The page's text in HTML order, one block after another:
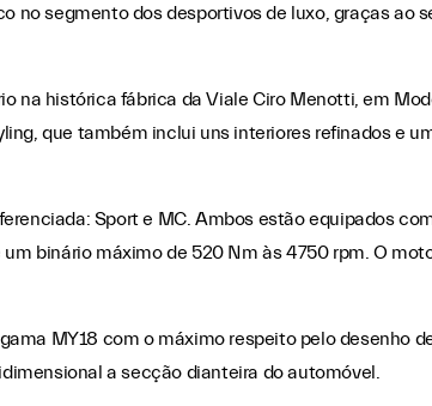
segmento dos desportivos de luxo, graças ao
na histórica fábrica da Viale Ciro Menotti, em
que também inclui uns interiores refinados e
Sport e MC. Ambos estão equipados
binário máximo de 520 Nm às 4750 rpm. O
MY18 com o máximo respeito pelo desenho
a secção dianteira do automóvel.